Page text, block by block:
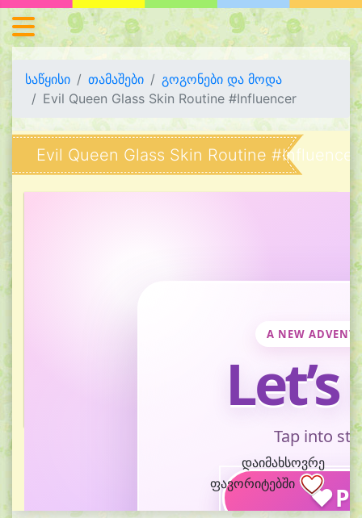
საწყისი თამაშები
გოგონები და მოდა
Evil Queen Glass Skin Routine #Influencer
Evil Queen Glass Skin Routine
დაიმახსოვრე
ფავორიტებში